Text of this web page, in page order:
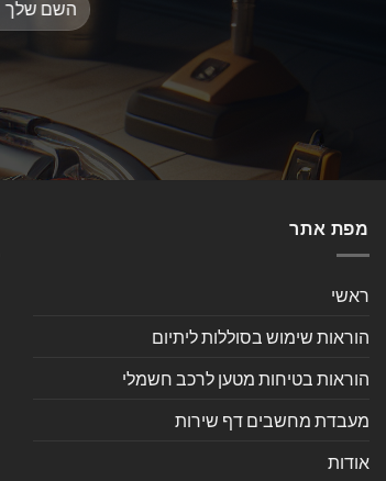
מפת אתר
ראשי
הוראות שימוש בסוללות ליתיום
הוראות בטיחות מטען לרכב חשמלי
מעבדת מחשבים דף שירות
אודות